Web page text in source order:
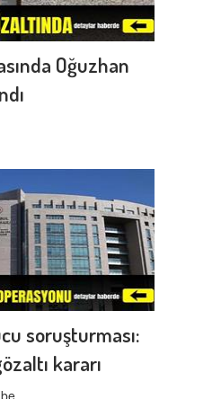
Oğuzhan
soruşturması:
kararı